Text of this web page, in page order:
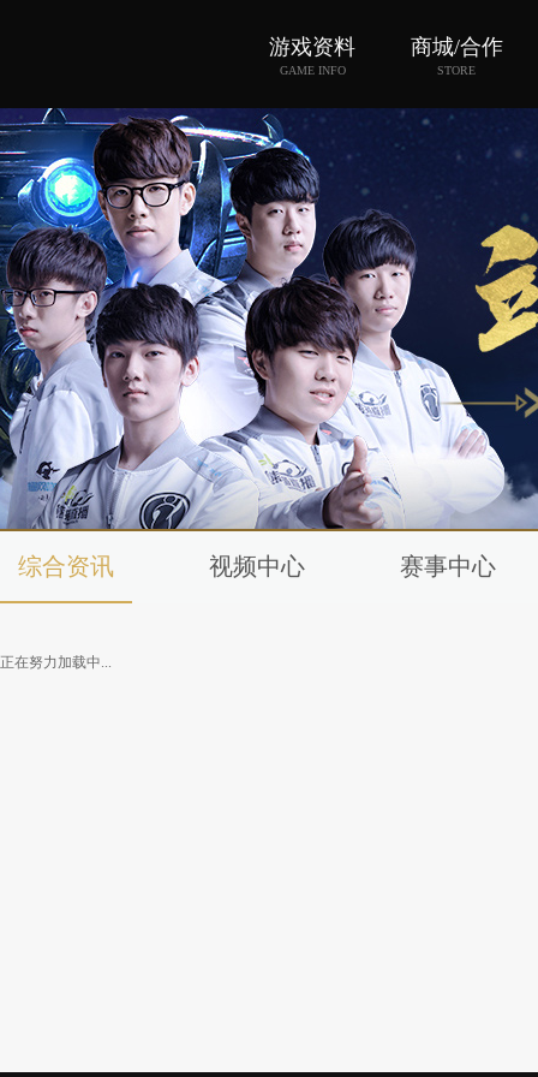
游戏资料
GAME INFO
商城/合作
STORE
综合资讯 视频中心 赛事中心
正在努力加载中...